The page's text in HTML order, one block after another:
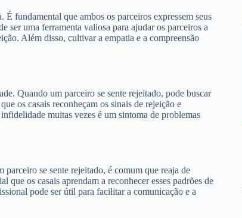
fundamental que ambos os parceiros expressem seus
ser uma ferramenta valiosa para ajudar os parceiros a
Além disso, cultivar a empatia e a compreensão
Quando um parceiro se sente rejeitado, pode buscar
os casais reconheçam os sinais de rejeição e
muitas vezes é um sintoma de problemas
se sente rejeitado, é comum que reaja de
os casais aprendam a reconhecer esses padrões de
pode ser útil para facilitar a comunicação e a